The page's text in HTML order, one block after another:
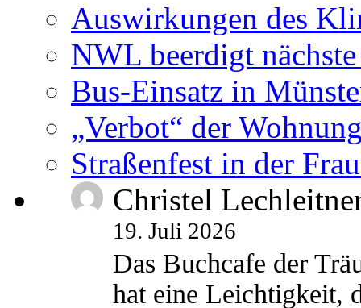
Auswirkungen des
NWL beerdigt
Bus-Einsatz in
„Verbot“ der
Straßenfest in der
Christel
19. Juli 2026
Das Buchcafe der
hat eine Leichtigkeit,